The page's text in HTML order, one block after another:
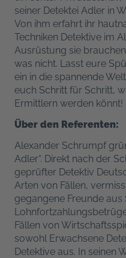
seiner Detektei Adler in
Von ihm erfahrt ihr
Techniken Detektive im
Ausrüstung sie
was nicht. Lasst eure
ein in die spannende
euch Schritt für Schritt,
Ermittlern werden könnt!
Über den Referenten:
Alexander Schrumpf
Adler“. Direkt nach der
geprüfter Detektiv
Arten von Fällen,
gegangene Freunde
Fällen von
sowohl Erwachsene
Detektive aus. In seinen